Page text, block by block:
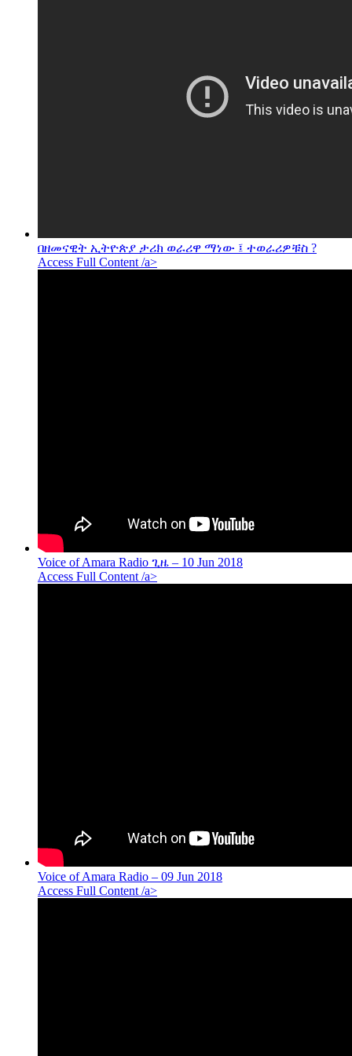
በዘመናዊት ኢትዮጵያ ታሪክ ወራሪዋ ማነው ፤ ተወራሪዎቹስ ?
Access Full Content /a>
Voice of Amara Radio ጊዜ – 10 Jun 2018
Access Full Content /a>
Voice of Amara Radio – 09 Jun 2018
Access Full Content /a>